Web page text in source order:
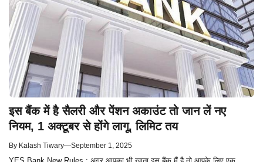
इस बैंक में है सैलरी और पेंशन अकाउंट तो जान लें नए
नियम, 1 अक्टूबर से होंगे लागू, लिमिट तय
By Kalash Tiwary—September 1, 2025